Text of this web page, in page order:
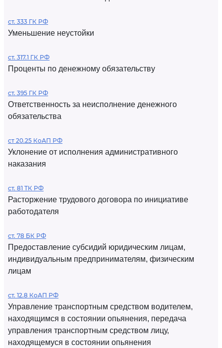
ст. 333 ГК РФ
Уменьшение неустойки
ст. 317.1 ГК РФ
Проценты по денежному обязательству
ст. 395 ГК РФ
Ответственность за неисполнение денежного
обязательства
ст 20.25 КоАП РФ
Уклонение от исполнения административного
наказания
ст. 81 ТК РФ
Расторжение трудового договора по инициативе
работодателя
ст. 78 БК РФ
Предоставление субсидий юридическим лицам,
индивидуальным предпринимателям, физическим
лицам
ст. 12.8 КоАП РФ
Управление транспортным средством водителем,
находящимся в состоянии опьянения, передача
управления транспортным средством лицу,
находящемуся в состоянии опьянения